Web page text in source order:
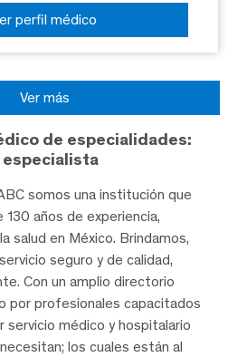
perfil médico
Ver más
de especialidades:
somos una institución que
años de experiencia,
salud en México. Brindamos,
seguro y de calidad,
Con un amplio directorio
por profesionales capacitados
servicio médico y hospitalario
los cuales están al